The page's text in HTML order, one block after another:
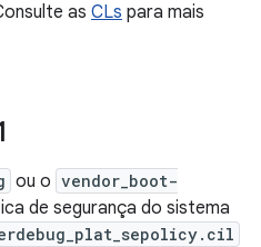
as CLs para mais
ou o vendor_boot-
de segurança do sistema